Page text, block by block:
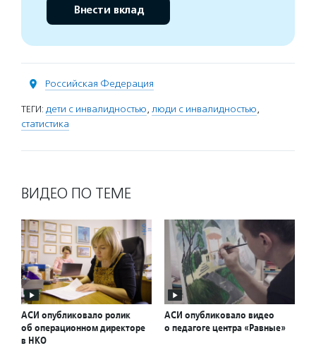
Внести вклад
Российская Федерация
ТЕГИ: дети с инвалидностью, люди с инвалидностью,
статистика
ВИДЕО ПО ТЕМЕ
АСИ опубликовало ролик
об операционном директоре
в НКО
АСИ опубликовало видео
о педагоге центра «Равные»